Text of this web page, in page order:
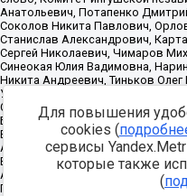
Для повышения
cookies (
сервисы
которые также
(